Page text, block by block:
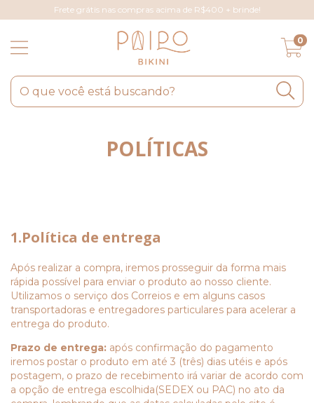
Frete grátis nas compras acima de R$400 + brinde!
0
POLÍTICAS
1.Política de entrega
Após realizar a compra, iremos prosseguir da forma mais
rápida possível para enviar o produto ao nosso cliente.
Utilizamos o serviço dos Correios e em alguns casos
transportadoras e entregadores particulares para acelerar a
entrega do produto.
Prazo de entrega: após confirmação do pagamento
iremos postar o produto em até 3 (três) dias utéis e após
postagem, o prazo de recebimento irá variar de acordo com
a opção de entrega escolhida(SEDEX ou PAC) no ato da